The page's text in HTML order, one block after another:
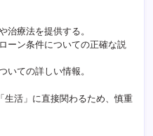
治療法を提供する。
ーン条件についての正確な説
いての詳しい情報。
生活」に直接関わるため、慎重